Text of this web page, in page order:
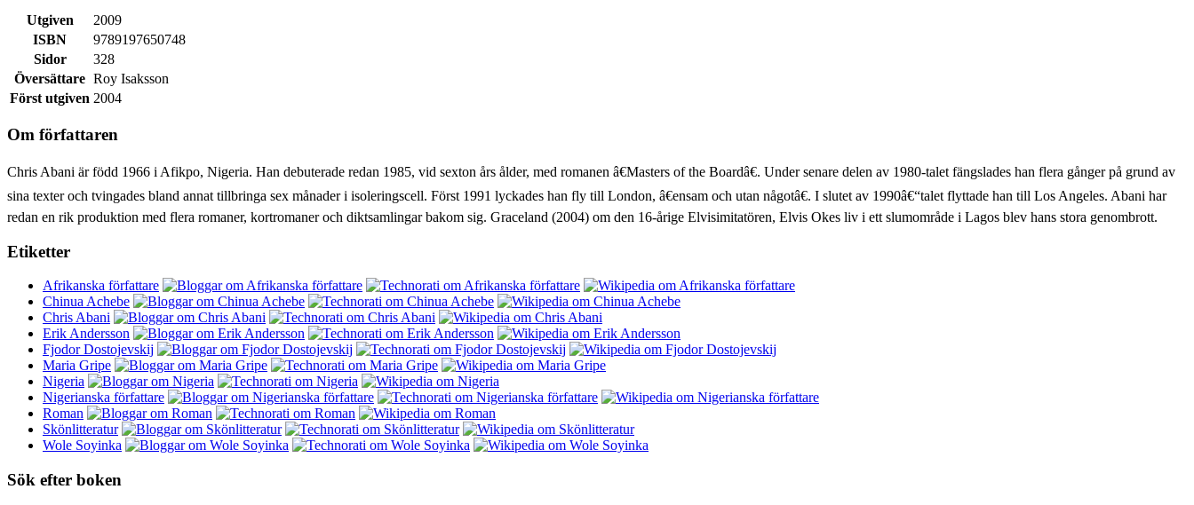
Utgiven
2009
ISBN
9789197650748
Sidor
328
Översättare Roy Isaksson
Först utgiven 2004
Om författaren
Chris Abani är född 1966 i Afikpo, Nigeria. Han debuterade redan 1985, vid sexton års ålder, med romanen â€Masters of the Boardâ€. Under senare delen av 1980-talet fängslades han flera gånger på grund av
sina texter och tvingades bland annat tillbringa sex månader i isoleringscell. Först 1991 lyckades han fly till London, â€ensam och utan någotâ€. I slutet av 1990â€“talet flyttade han till Los Angeles. Abani har
redan en rik produktion med flera romaner, kortromaner och diktsamlingar bakom sig. Graceland (2004) om den 16-årige Elvisimitatören, Elvis Okes liv i ett slumområde i Lagos blev hans stora genombrott.
Etiketter
Afrikanska författare
Chinua Achebe
Chris Abani
Erik Andersson
Fjodor Dostojevskij
Maria Gripe
Nigeria
Nigerianska författare
Roman
Skönlitteratur
Wole Soyinka
Sök efter boken